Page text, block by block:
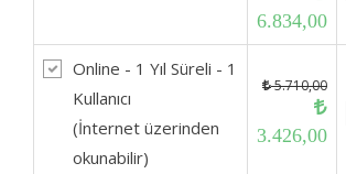
6.834,00
Online - 1 Yıl Süreli - 1
Kullanıcı
(İnternet üzerinden
okunabilir)
5.710,00
3.426,00